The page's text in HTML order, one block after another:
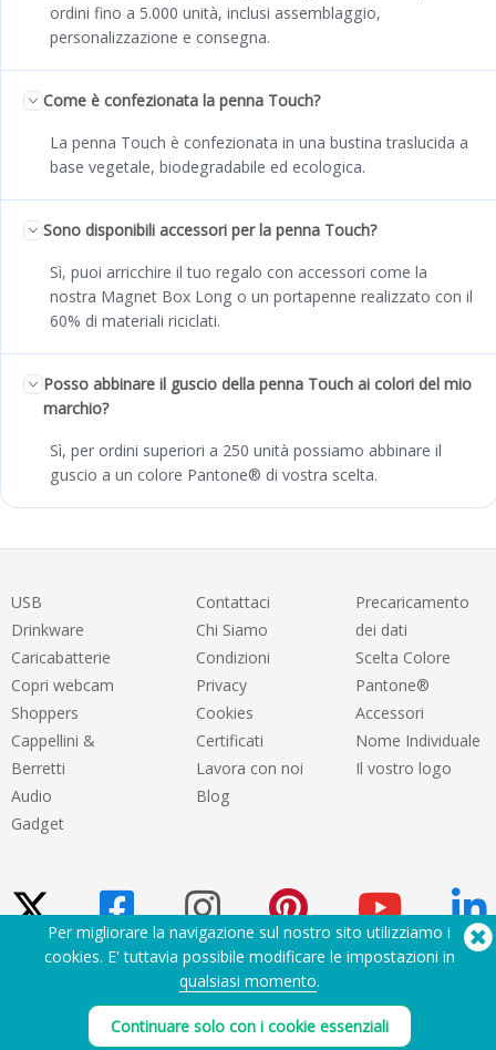
ordini fino a 5.000 unità, inclusi assemblaggio,
personalizzazione e consegna.
Come è confezionata la penna Touch?
La penna Touch è confezionata in una bustina traslucida a
base vegetale, biodegradabile ed ecologica.
Sono disponibili accessori per la penna Touch?
Sì, puoi arricchire il tuo regalo con accessori come la
nostra Magnet Box Long o un portapenne realizzato con il
60% di materiali riciclati.
Posso abbinare il guscio della penna Touch ai colori del mio
marchio?
Sì, per ordini superiori a 250 unità possiamo abbinare il
guscio a un colore Pantone® di vostra scelta.
USB
Drinkware
Caricabatterie
Copri webcam
Shoppers
Cappellini &
Berretti
Audio
Gadget
Contattaci
Chi Siamo
Condizioni
Privacy
Cookies
Certificati
Lavora con noi
Blog
Precaricamento
dei dati
Scelta Colore
Pantone®
Accessori
Nome Individuale
Il vostro logo
Hai bisogno di aiuto? Tel:
Copyright © 2026 Flashbay
Per migliorare la navigazione sul nostro sito utilizziamo i
cookies. E' tuttavia possibile modificare le impostazioni in
qualsiasi momento.
Continuare solo con i cookie essenziali